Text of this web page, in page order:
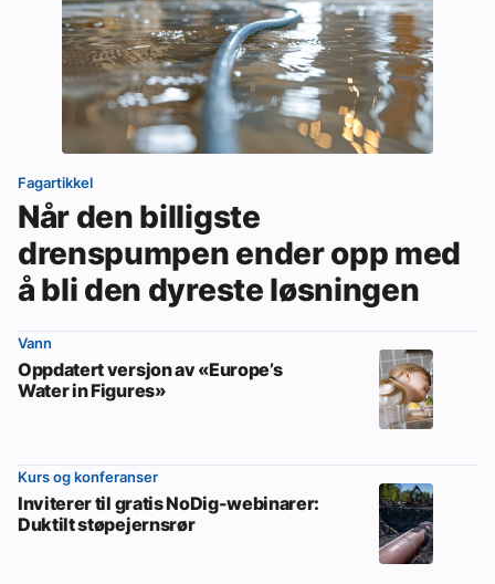
Fagartikkel
Når den billigste
drenspumpen ender opp med
å bli den dyreste løsningen
Vann
Oppdatert versjon av «Europe’s
Water in Figures»
Kurs og konferanser
Inviterer til gratis NoDig-webinarer:
Duktilt støpejernsrør